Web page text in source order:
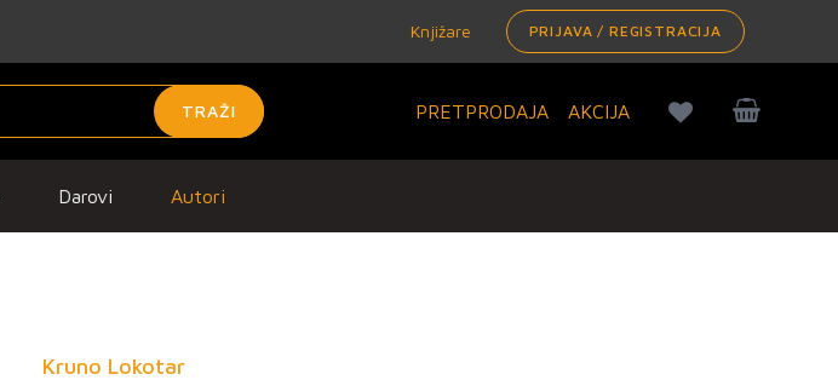
Knjižare PRIJAVA / REGISTRACIJA
TRAŽI PRETPRODAJA AKCIJA
Darovi Autori
Kruno Lokotar